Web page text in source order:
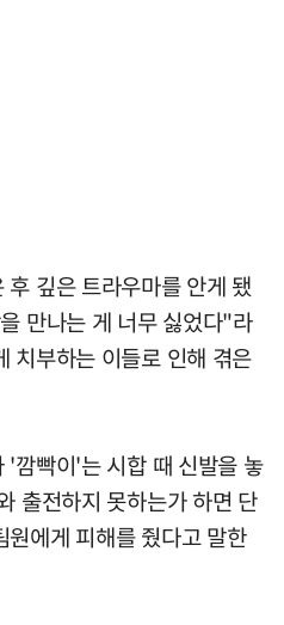
깊은 트라우마를 안게 됐
만나는 게 너무 싫었다"라
치부하는 이들로 인해 겪은
'깜빡이'는 시합 때 신발을 놓
출전하지 못하는가 하면 단
에게 피해를 줬다고 말한